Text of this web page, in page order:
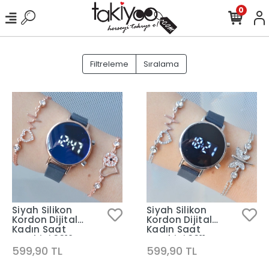
0
Filtreleme Sıralama
Siyah Silikon
Kordon Dijital
Kadın Saat
Kombini 3312
599,90 TL
Siyah Silikon
Kordon Dijital
Kadın Saat
Kombini 3311
599,90 TL